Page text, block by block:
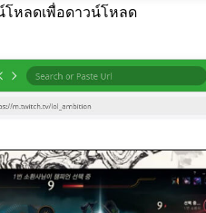
หลดเพื่อดาวน์โหลด